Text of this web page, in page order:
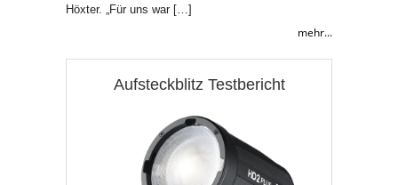
Höxter. „Für uns war […]
mehr...
Aufsteckblitz Testbericht